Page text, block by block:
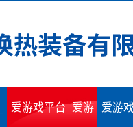
爱游戏平台_爱游 爱游